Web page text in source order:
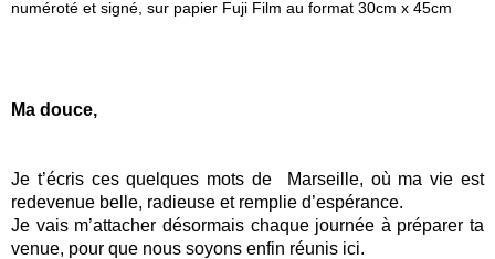
numéroté et signé, sur papier Fuji Film au format 30cm x 45cm
Ma douce,
Je t’écris ces quelques mots de Marseille, où ma vie est
redevenue belle, radieuse et remplie d’espérance.
Je vais m’attacher désormais chaque journée à préparer ta
venue, pour que nous soyons enfin réunis ici.